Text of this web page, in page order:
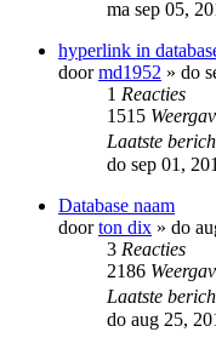
ma sep 05,
hyperlink in
doormd1952 » do
1 Reacties
1515
Laatste
do sep 01,
Database naam
doorton dix » do
3 Reacties
2186
Laatste
do aug 25,